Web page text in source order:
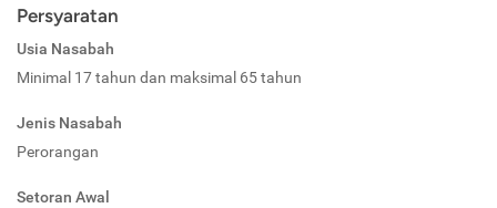
Persyaratan
Usia Nasabah
Minimal 17 tahun dan maksimal 65 tahun
Jenis Nasabah
Perorangan
Setoran Awal